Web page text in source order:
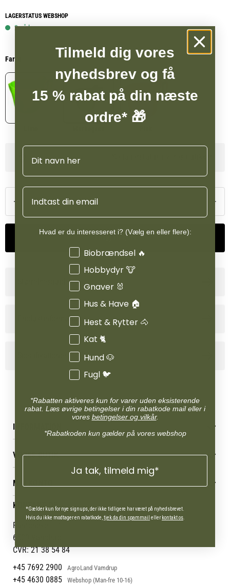
UV beskyttet og fødevare godkendte-materialer.
LAGERSTATUS WEBSHOP
2 på lager
Farve
Tilføj til kurv
Produktinformation
INFORMATION
Reklamations- & fortrydelsesret
Levering & afhentning
Følg din bestilling
Persondatapolitik
Cookies
Returportal
VORES BUTIK
Job
Mærker
Om os
Om Vestjyllands Andel
Blog
Ofte stillede spørgsmål
MIN KONTO
Administrer min konto
Min Konto
KONTAKT OS
Pantonevej 10
6580 Vamdrup
CVR: 21 38 54 84
+45 7692 2900
AgroLand Vamdrup
+45 4630 0885 Webshop (Man-fre 10-16)
Tilmeld dig vores
nyhedsbrev og få
15 % rabat på din næste
ordre* 🎁
Navn
Email
Hvad er du interesseret i? (Vælg en eller flere):
Interesser
Biobrændsel 🔥
Hobbydyr 🐮
Gnaver 🐰
Hus & Have 🏠
Hest & Rytter 🐴
Kat 🐈
Hund 🐶
Fugl 🐦
*Rabatten aktiveres kun for varer uden eksisterende
rabat. Læs øvrige betingelser i din rabatkode mail eller i
vores betingelser og vilkår.
*Rabatkoden kun gælder på vores webshop
Ja tak, tilmeld mig*
*Gælder kun for nye signups, der ikke tidligere har været på nyhedsbrevet.
Hvis du ikke modtager en rabatkode, tjek da din spammail ellerkontakt os